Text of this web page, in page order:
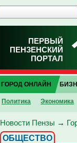
ПЕРВЫЙ
ПЕНЗЕНСКИЙ
ПОРТАЛ
ГОРОД ОНЛАЙН
Политика Экономика
Новости Пензы →
ОБЩЕСТВО